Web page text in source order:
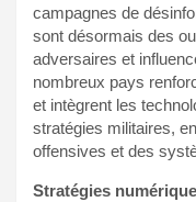
campagnes de
sont désormais des
adversaires et
nombreux pays
et intègrent les
stratégies militaires,
offensives et des
Stratégies